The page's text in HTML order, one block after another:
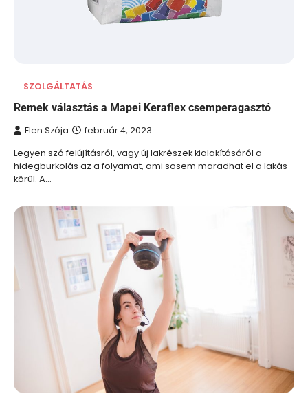
SZOLGÁLTATÁS
Remek választás a Mapei Keraflex csemperagasztó
Elen Szója február 4, 2023
Legyen szó felújításról, vagy új lakrészek kialakításáról a
hidegburkolás az a folyamat, ami sosem maradhat el a lakás
körül. A…